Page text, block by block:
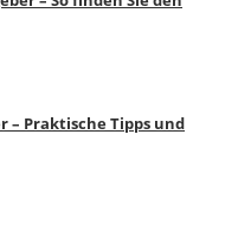
– Praktische Tipps und